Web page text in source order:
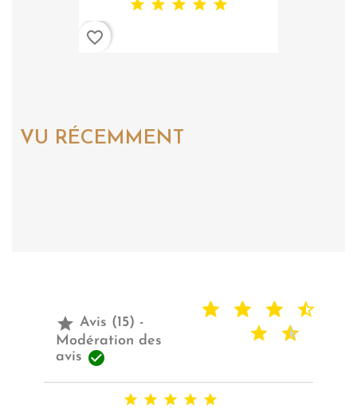
favorite_border
VU RÉCEMMENT
 Avis (15) -
Modération des
avis 
    